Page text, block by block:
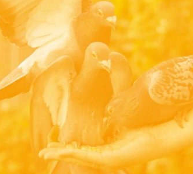
Convertir c’est d’abord comprendre les coûts et les
gains de conversion. Ensuite, comprendre ce qui
permet de conclure une vente en ligne.